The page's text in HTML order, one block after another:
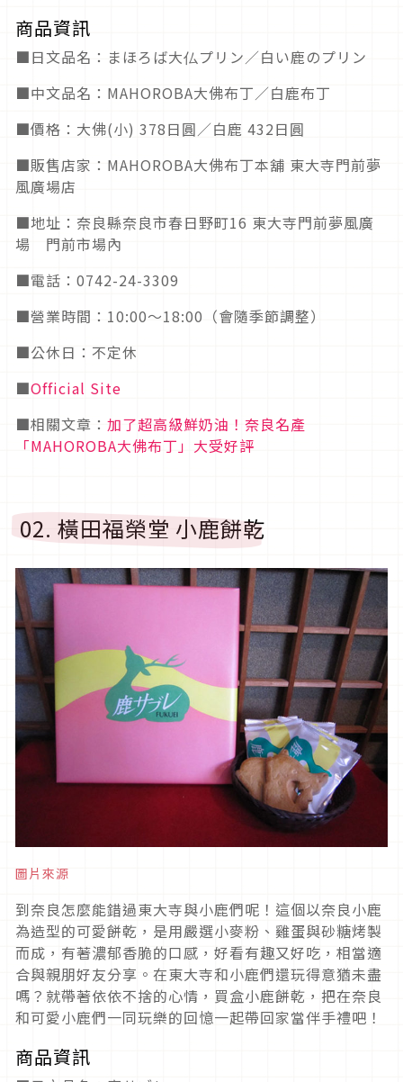
商品資訊
■日文品名：まほろば大仏プリン／白い鹿のプリン
■中文品名：MAHOROBA大佛布丁／白鹿布丁
■價格：大佛(小) 378日圓／白鹿 432日圓
■販售店家：MAHOROBA大佛布丁本舖 東大寺門前夢
風廣場店
■地址：奈良縣奈良市春日野町16 東大寺門前夢風廣
場 門前市場內
■電話：0742-24-3309
■營業時間：10:00～18:00（會隨季節調整）
■公休日：不定休
■Official Site
■相關文章： 加了超高級鮮奶油！奈良名產
「MAHOROBA大佛布丁」大受好評
02. 橫田福榮堂 小鹿餅乾
圖片來源
到奈良怎麼能錯過東大寺與小鹿們呢！這個以奈良小鹿
為造型的可愛餅乾，是用嚴選小麥粉、雞蛋與砂糖烤製
而成，有著濃郁香脆的口感，好看有趣又好吃，相當適
合與親朋好友分享。在東大寺和小鹿們還玩得意猶未盡
嗎？就帶著依依不捨的心情，買盒小鹿餅乾，把在奈良
和可愛小鹿們一同玩樂的回憶一起帶回家當伴手禮吧！
商品資訊